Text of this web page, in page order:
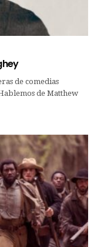
de comedias
de Matthew